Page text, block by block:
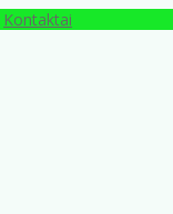
Kontaktai